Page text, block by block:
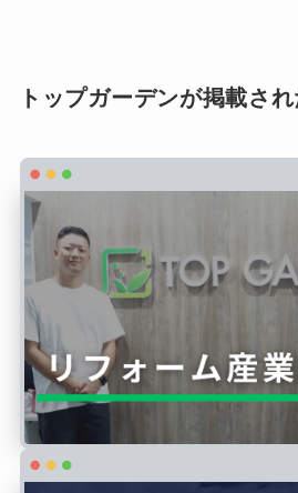
トップガーデンが掲載さ